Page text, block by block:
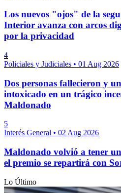
Los nuevos "ojos" de la
Interior avanza con arcos
por la privacidad
4
Policiales y Judiciales • 01 Aug 2026
Dos personas fallecieron y
intoxicado en un trágico
Maldonado
5
Interés General • 02 Aug 2026
Maldonado volvió a tener
el premio se repartirá con
Lo Último